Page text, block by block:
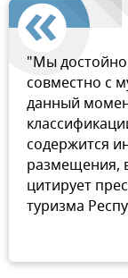
"Мы достойно
совместно с
данный
содержится
размещения,
цитирует
туризма